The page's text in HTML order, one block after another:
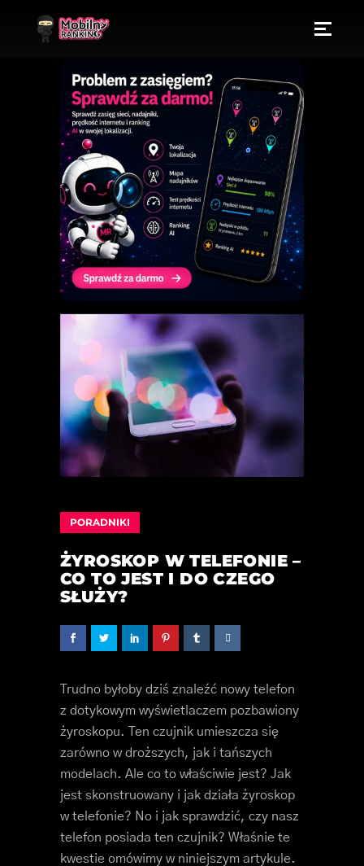
PORADNIKI
ŻYROSKOP W TELEFONIE –
CO TO JEST I DO CZEGO
SŁUŻY?
Trudno byłoby dziś znaleźć nowy telefon
z dotykowym wyświetlaczem pozbawiony
żyroskopu. Ten czujnik umieszcza się
zarówno w droższych, jak i tańszych
modelach. Ale co to właściwie jest? Jak
jest skonstruowany i jak działa żyroskop
w telefonie? No i jak sprawdzić, czy nasz
telefon posiada ten czujnik? Właśnie te
kwestie omówimy w niniejszym artykule.